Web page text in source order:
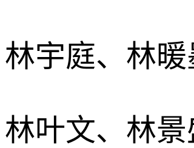
林宇庭、林
林叶文、林